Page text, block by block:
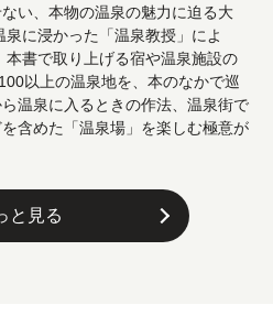
い、本物の温泉の魅力に迫る大
に浸かった「温泉教授」によ
書で取り上げる宿や温泉施設の
以上の温泉地を、本のなかで巡
温泉に入るときの作法、温泉街で
含めた「温泉場」を楽しむ極意が
と見る